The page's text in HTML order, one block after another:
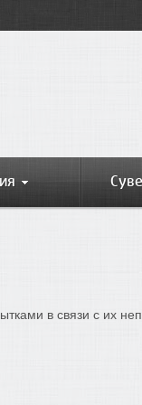
в связи с их